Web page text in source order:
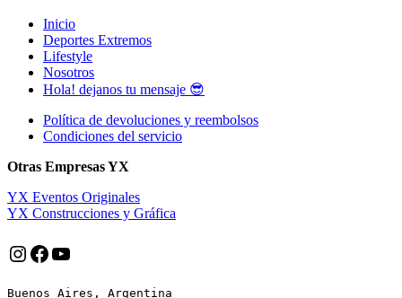
Inicio
Deportes Extremos
Lifestyle
Nosotros
Hola! dejanos tu mensaje 😎
Política de devoluciones y reembolsos
Condiciones del servicio
Otras Empresas YX
YX Eventos Originales
YX Construcciones y Gráfica
Instagram
Facebook
YouTube
Buenos Aires, Argentina